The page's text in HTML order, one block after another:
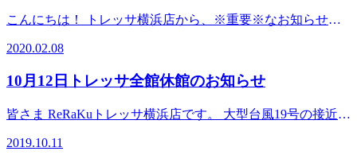
らせいたします。
こんにちは！ トレッサ横浜店から、※重要※なお知らせで
ッサ横浜店全館休館日です！！ （タイトルに書いてあるけ
くなっても開いてませんよー＾＾ 是非！その前の18日とか
ちしております！ さてさてブログを更新している私は誰で
しょう～フフフ～
2020.02.08
10月12日トレッサ全館休館のお知らせ
皆さま ReRaKuトレッサ横浜店です。 大型台風19号の接近に
月13日は交通網の麻痺が予想されるため、14時開店予定とさ
2019.10.11